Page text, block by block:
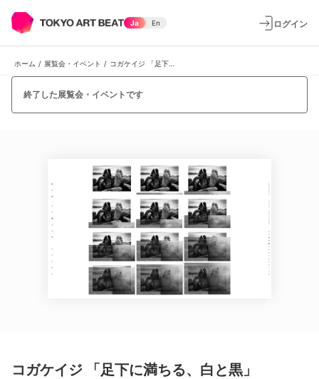
Ja En ログイン
ホーム / 展覧会・イベント /
終了した展覧会・イベントです
コガケイジ 「足下に満ちる、白と黒」